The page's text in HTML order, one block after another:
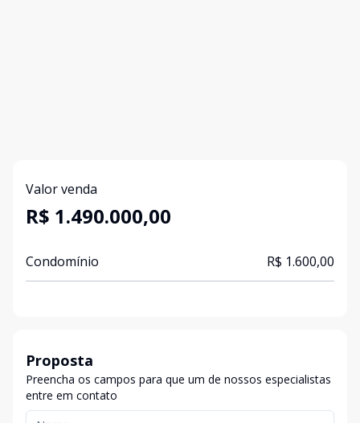
Valor venda
R$ 1.490.000,00
Condomínio R$ 1.600,00
Proposta
Preencha os campos para que um de nossos especialistas
entre em contato